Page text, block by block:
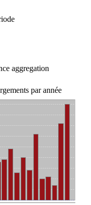
aggregation
par année